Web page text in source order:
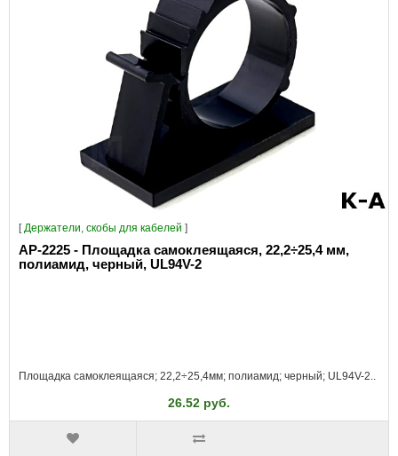
[ Держатели, скобы для кабелей ]
AP-2225 - Площадка самоклеящаяся, 22,2÷25,4 мм,
полиамид, черный, UL94V-2
Площадка самоклеящаяся; 22,2÷25,4мм; полиамид; черный; UL94V-2..
26.52 руб.